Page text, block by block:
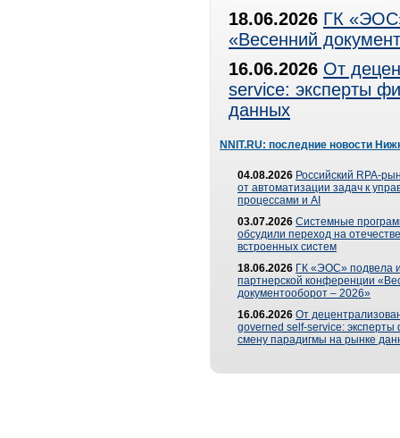
18.06.2026 ГК
«Весенний
16.06.2026 От
service: эксперты
данных
NNIT.RU: последние новости
04.08.2026 Российский RPA-
от автоматизации задач к
процессами и AI
03.07.2026 Системные
обсудили переход на
встроенных систем
18.06.2026 ГК «ЭОС» подвела
партнерской конференции
документооборот – 2026»
16.06.2026 От
governed self-service: эксперты
смену парадигмы на рынке